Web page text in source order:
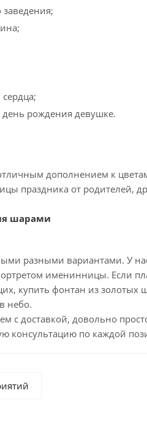
рождения девушке.
дополнением к
праздника от родителей,
шарами
разными вариантами. У
именинницы. Если
купить фонтан из
небо.
с доставкой, довольно
консультацию по каждой